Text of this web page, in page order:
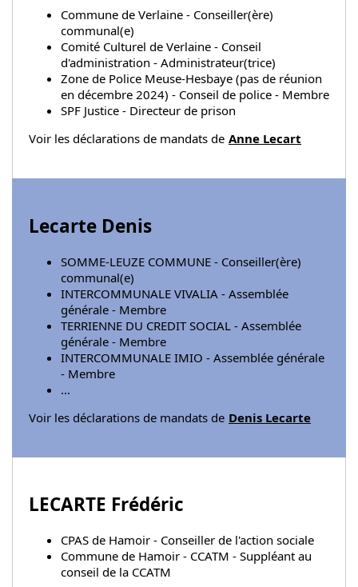
Commune de Verlaine - Conseiller(ère)
communal(e)
Comité Culturel de Verlaine - Conseil
d'administration - Administrateur(trice)
Zone de Police Meuse-Hesbaye (pas de réunion
en décembre 2024) - Conseil de police - Membre
SPF Justice - Directeur de prison
Voir les déclarations de mandats de Anne Lecart
Lecarte Denis
SOMME-LEUZE COMMUNE - Conseiller(ère)
communal(e)
INTERCOMMUNALE VIVALIA - Assemblée
générale - Membre
TERRIENNE DU CREDIT SOCIAL - Assemblée
générale - Membre
INTERCOMMUNALE IMIO - Assemblée générale
- Membre
...
Voir les déclarations de mandats de Denis Lecarte
LECARTE Frédéric
CPAS de Hamoir - Conseiller de l'action sociale
Commune de Hamoir - CCATM - Suppléant au
conseil de la CCATM